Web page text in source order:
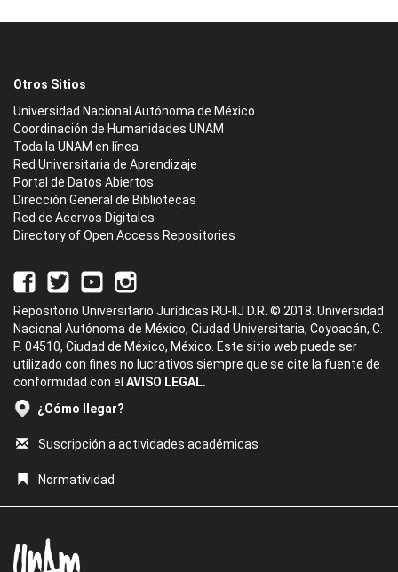
Otros Sitios
Universidad Nacional Autónoma de México
Coordinación de Humanidades UNAM
Toda la UNAM en línea
Red Universitaria de Aprendizaje
Portal de Datos Abiertos
Dirección General de Bibliotecas
Red de Acervos Digitales
Directory of Open Access Repositories
Repositorio Universitario Jurídicas RU-IIJ D.R. © 2018. Universidad
Nacional Autónoma de México, Ciudad Universitaria, Coyoacán, C.
P. 04510, Ciudad de México, México. Este sitio web puede ser
utilizado con fines no lucrativos siempre que se cite la fuente de
conformidad con el AVISO LEGAL.
¿Cómo llegar?
Suscripción a actividades académicas
Normatividad